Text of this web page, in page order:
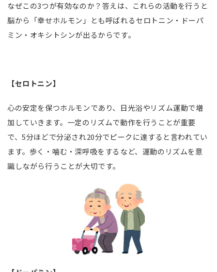
なぜこの3つが有効なのか？答えは、これらの活動を行うと
脳から「幸せホルモン」とも呼ばれるセロトニン・ドーパ
ミン・オキシトシンが出るからです。
【セロトニン】
心の安定を保つホルモンであり、日光浴やリズム運動で増
加していきます。一定のリズムで動作を行うことが重要
で、5分ほどで分泌され20分でピークに達すると言われてい
ます。歩く・噛む・深呼吸をするなど、運動のリズムを意
識しながら行うことが大切です。